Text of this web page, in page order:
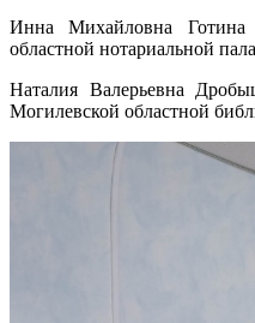
Инна Михайловна Готина
областной нотариальной
Наталия Валерьевна
Могилевской областной